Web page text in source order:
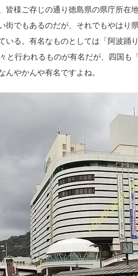
皆様ご存じの通り徳島県の県庁所在
街でもあるのだが、それでもやは
いる。有名なものとしては「阿波踊
と行われるものが有名だが、四国も
んやかんや有名ですよね。